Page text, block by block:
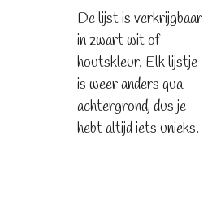
De lijst is verkrijgbaar
in zwart wit of
houtskleur. Elk lijstje
is weer anders qua
achtergrond, dus je
hebt altijd iets unieks.